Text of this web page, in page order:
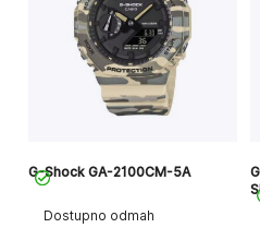
Dostupno odmah
G-Shock GA-2100CM-5A